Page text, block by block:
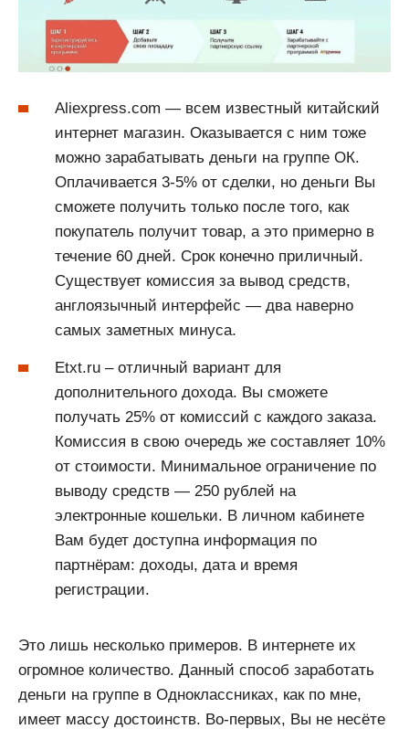
Aliexpress.com — всем известный китайский
интернет магазин. Оказывается с ним тоже
можно зарабатывать деньги на группе ОК.
Оплачивается 3-5% от сделки, но деньги Вы
сможете получить только после того, как
покупатель получит товар, а это примерно в
течение 60 дней. Срок конечно приличный.
Существует комиссия за вывод средств,
англоязычный интерфейс — два наверно
самых заметных минуса.
Etxt.ru – отличный вариант для
дополнительного дохода. Вы сможете
получать 25% от комиссий с каждого заказа.
Комиссия в свою очередь же составляет 10%
от стоимости. Минимальное ограничение по
выводу средств — 250 рублей на
электронные кошельки. В личном кабинете
Вам будет доступна информация по
партнёрам: доходы, дата и время
регистрации.
Это лишь несколько примеров. В интернете их
огромное количество. Данный способ заработать
деньги на группе в Одноклассниках, как по мне,
имеет массу достоинств. Во-первых, Вы не несёте